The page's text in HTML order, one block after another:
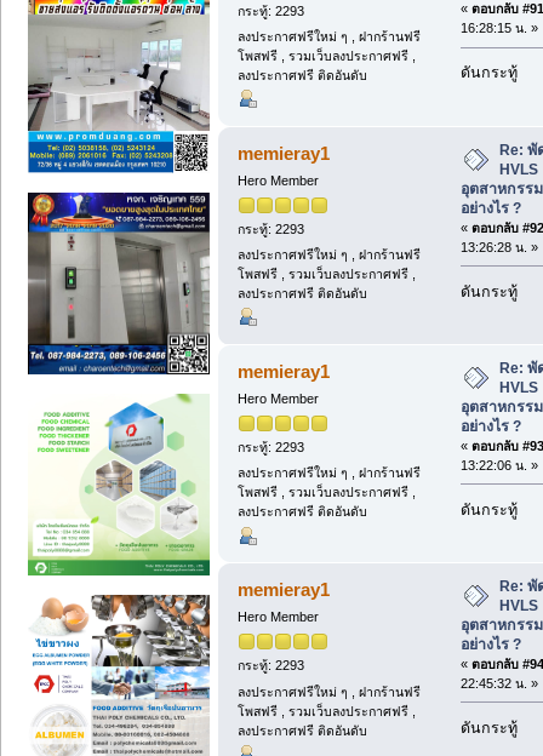
กระทู้: 2293
ลงประกาศฟรีใหม่ ๆ , ฝากร้านฟรี
โพสฟรี , รวมเว็บลงประกาศฟรี ,
ลงประกาศฟรี ติดอันดับ
« ตอบกลับ
16:28:15 น. »
ดันกระทู้
memieray1
Hero Member
กระทู้: 2293
ลงประกาศฟรีใหม่ ๆ , ฝากร้านฟรี
โพสฟรี , รวมเว็บลงประกาศฟรี ,
ลงประกาศฟรี ติดอันดับ
Re: พั
อุตสาหกรร
อย่างไร ?
« ตอบกลับ
13:26:28 น. »
ดันกระทู้
memieray1
Hero Member
กระทู้: 2293
ลงประกาศฟรีใหม่ ๆ , ฝากร้านฟรี
โพสฟรี , รวมเว็บลงประกาศฟรี ,
ลงประกาศฟรี ติดอันดับ
Re: พั
อุตสาหกรร
อย่างไร ?
« ตอบกลับ
13:22:06 น. »
ดันกระทู้
memieray1
Hero Member
กระทู้: 2293
ลงประกาศฟรีใหม่ ๆ , ฝากร้านฟรี
โพสฟรี , รวมเว็บลงประกาศฟรี ,
ลงประกาศฟรี ติดอันดับ
Re:
อุตสาหกรร
อย่างไร ?
« ตอบกลับ
22:45:32 น. »
ดันกระทู้